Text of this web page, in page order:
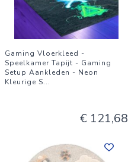
Gaming Vloerkleed -
Speelkamer Tapijt - Gaming
Setup Aankleden - Neon
Kleurige S...
€ 121,68